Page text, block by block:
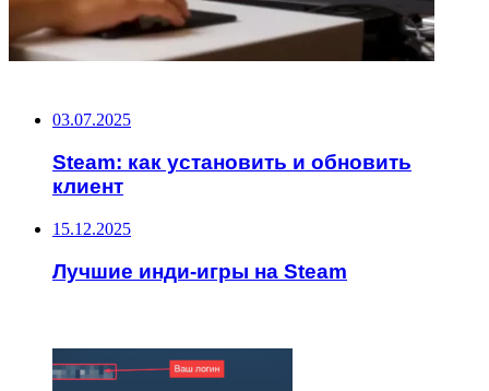
03.07.2025
Steam: как установить и обновить
клиент
15.12.2025
Лучшие инди-игры на Steam